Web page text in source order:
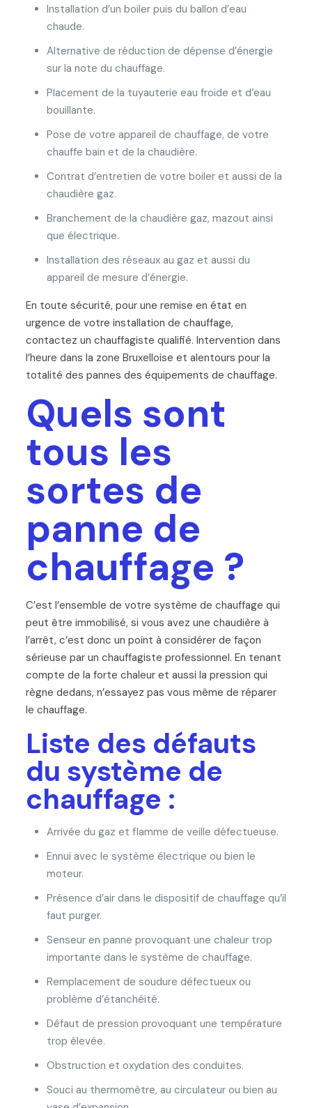
Installation d’un boiler puis du ballon d’eau
chaude.
Alternative de réduction de dépense d’énergie
sur la note du chauffage.
Placement de la tuyauterie eau froide et d’eau
bouillante.
Pose de votre appareil de chauffage, de votre
chauffe bain et de la chaudière.
Contrat d’entretien de votre boiler et aussi de la
chaudière gaz.
Branchement de la chaudière gaz, mazout ainsi
que électrique.
Installation des réseaux au gaz et aussi du
appareil de mesure d’énergie.
En toute sécurité, pour une remise en état en
urgence de votre installation de chauffage,
contactez un chauffagiste qualifié. Intervention dans
l’heure dans la zone Bruxelloise et alentours pour la
totalité des pannes des équipements de chauffage.
Quels sont
tous les
sortes de
panne de
chauffage ?
C’est l’ensemble de votre système de chauffage qui
peut être immobilisé, si vous avez une chaudière à
l’arrêt, c’est donc un point à considérer de façon
sérieuse par un chauffagiste professionnel. En tenant
compte de la forte chaleur et aussi la pression qui
règne dedans, n’essayez pas vous même de réparer
le chauffage.
Liste des défauts
du système de
chauffage :
Arrivée du gaz et flamme de veille défectueuse.
Ennui avec le système électrique ou bien le
moteur.
Présence d’air dans le dispositif de chauffage qu’il
faut purger.
Senseur en panne provoquant une chaleur trop
importante dans le système de chauffage.
Remplacement de soudure défectueux ou
problème d’étanchéité.
Défaut de pression provoquant une température
trop élevée.
Obstruction et oxydation des conduites.
Souci au thermomètre, au circulateur ou bien au